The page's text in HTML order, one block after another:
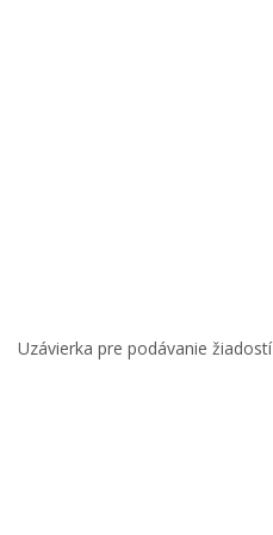
Uzávierka pre podávanie žiadostí